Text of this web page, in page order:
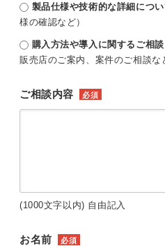
製品仕様や技術的な詳細につい
様の確認など）
購入方法や導入に関するご相談
販売店のご案内、案件のご相談な
ご相談内容 必須
(1000文字以内) 自由記入
お名前 必須